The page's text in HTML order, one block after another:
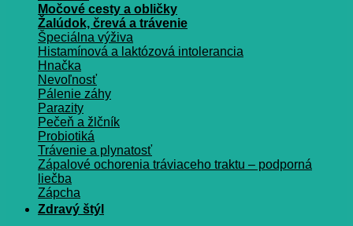
Močové cesty a obličky
Žalúdok, črevá a trávenie
Špeciálna výživa
Histamínová a laktózová intolerancia
Hnačka
Nevoľnosť
Pálenie záhy
Parazity
Pečeň a žlčník
Probiotiká
Trávenie a plynatosť
Zápalové ochorenia tráviaceho traktu – podporná
liečba
Zápcha
Zdravý štýl